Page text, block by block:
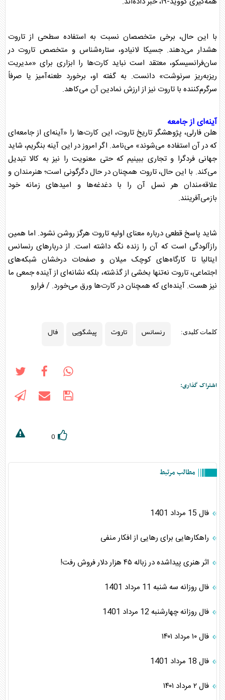
با این حال، برخی متخصصان نسبت به استفاده سطحی از تاروت
هشدار می‌دهند. جسیکا لانیادو، ستاره‌شناس و متخصص تاروت در
سان‌فرانسیسکو، معتقد است نباید کارت‌ها را ابزاری برای «مدیریت
ریزبه‌ریز سرنوشت» دانست. به گفته او، برخورد طعنه‌آمیز یا صرفاً
سرگرم‌کننده با تاروت نیز از ارزش نمادین آن می‌کاهد.
آینه‌ای از جامعه
هلن فارلی، پژوهشگر تاریختاروت، این کارت‌ها را «آینه‌ای از جامعه‌ای
که در آن استفاده می‌شوند» می‌نامد. اگر امروز در این آینه بنگریم، شاید
جهانی فردگرا و تجاری ببینیم که حتی معنویت را نیز به کالا تبدیل
می‌کند. با این حال،تاروت همچنان در حال دگرگونی است؛ هنرمندان و
علاقه‌مندان هر نسل آن را با دغدغه‌ها و امید‌های زمانه خود
بازمی‌آفرینند.
شاید پاسخ قطعی درباره معنای اولیهتاروت هرگز روشن نشود. اما همین
رازآلودگی است که آن را زنده نگه داشته است. از دربار‌های رنسانس
ایتالیا تا کارگاه‌های کوچک میلان و صفحات درخشان شبکه‌های
اجتماعی،تاروت نه‌تنها بخشی از گذشته، بلکه نشانه‌ای از آینده جمعی ما
نیز هست. آینده‌ای که همچنان در کارت‌ها ورق می‌خورد. / فرارو
کلمات کلیدی: رنسانس تاروت پیشگویی فال
اشتراک گذاری:
0
مطالب مرتبط
فال 15 مرداد 1401
راهکارهایی برای رهایی از افکار منفی
اثر هنری پیداشده در زباله ۴۵ هزار دلار فروش رفت!
فال روزانه سه شنبه 11 مرداد 1401
فال روزانه چهارشنبه 12 مرداد 1401
فال ۱۰ مرداد ۱۴۰۱
فال 18 مرداد 1401
فال ۲ مرداد ۱۴۰۱